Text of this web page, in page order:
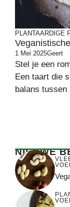
PLANTAARDIGE
1 Mei 2025Geert
Stel je een
Een taart die
balans tussen
NIEUWE